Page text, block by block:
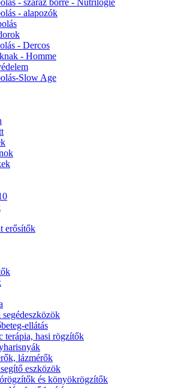
- száraz bőrre - Nutrilogie
- alapozók
- Dercos
- Homme
Slow Age
erősítők
ellátás
terápia, hasi rögzítők
lázmérők
eszközök
és könyökrögzítők